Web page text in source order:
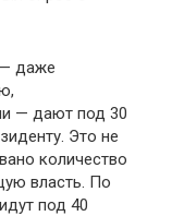
даже
— дают под 30
Это не
количество
власть. По
под 40